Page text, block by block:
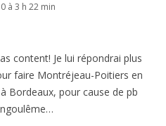
à 3 h 22 min
content! Je lui répondrai plus
faire Montréjeau-Poitiers en
Bordeaux, pour cause de pb